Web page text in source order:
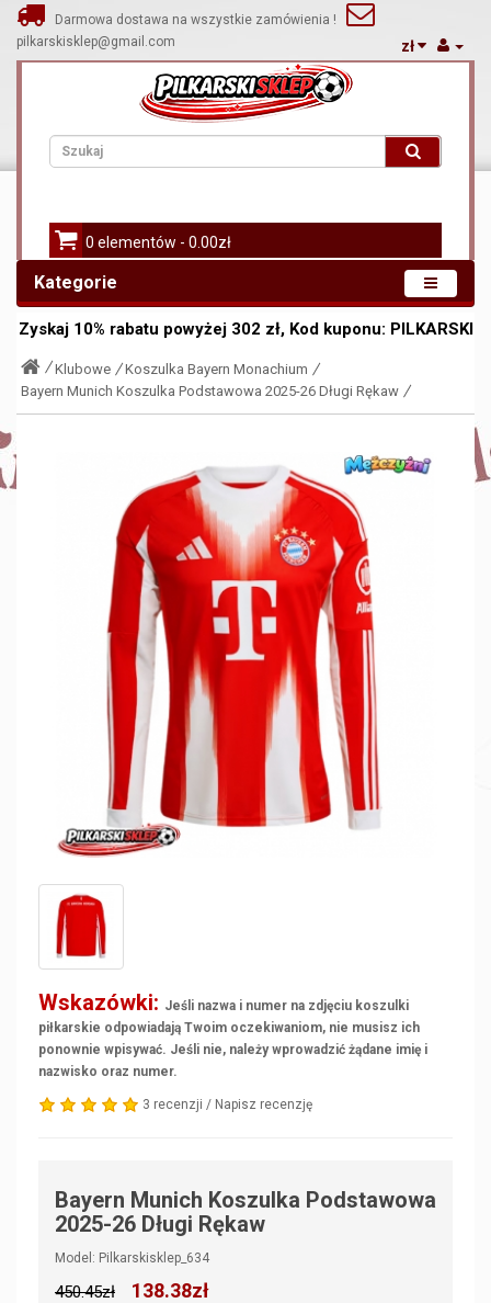
Darmowa dostawa na wszystkie zamówienia !
pilkarskisklep@gmail.com
zł
0 elementów - 0.00zł
Kategorie
Zyskaj 10% rabatu powyżej 302 zł, Kod kuponu: PILKARSKI
Klubowe
Koszulka Bayern Monachium
Bayern Munich Koszulka Podstawowa 2025-26 Długi Rękaw
Wskazówki: Jeśli nazwa i numer na zdjęciu koszulki
piłkarskie odpowiadają Twoim oczekiwaniom, nie musisz ich
ponownie wpisywać. Jeśli nie, należy wprowadzić żądane imię i
nazwisko oraz numer.
3 recenzji / Napisz recenzję
Bayern Munich Koszulka Podstawowa
2025-26 Długi Rękaw
Model: Pilkarskisklep_634
450.45zł 138.38zł